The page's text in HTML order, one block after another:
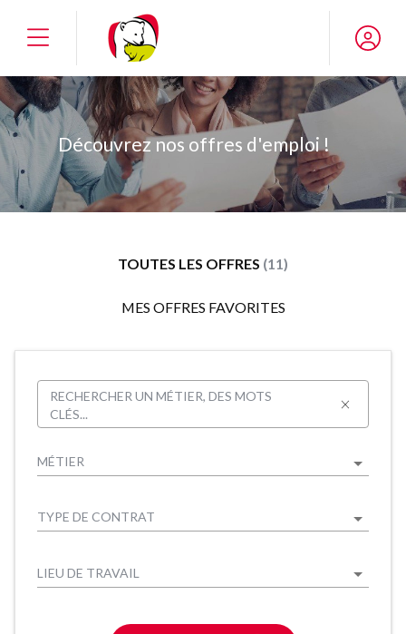
Slide 1 of 1
Découvrez nos offres d'emploi !
TOUTES LES OFFRES (11)
MES OFFRES FAVORITES
RECHERCHER UN MÉTIER, DES MOTS
CLÉS...
MÉTIER
TYPE DE CONTRAT
LIEU DE TRAVAIL